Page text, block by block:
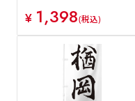
¥ 1,398(税込)